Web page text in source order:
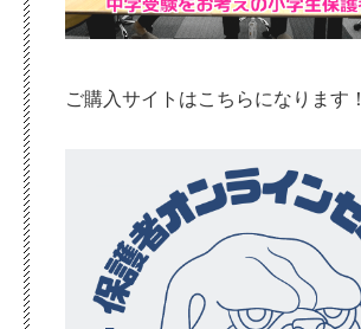
ご購入サイトはこちらになります！